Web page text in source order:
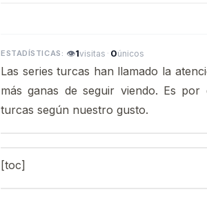
👁1visitas · 0únicos
Las series turcas han llamado la
más ganas de seguir viendo. Es
turcas según nuestro gusto.
[toc]